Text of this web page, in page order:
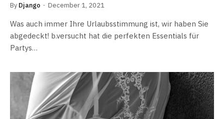
By Django December 1, 2021
Was auch immer Ihre Urlaubsstimmung ist, wir haben Sie
abgedeckt! b.versucht hat die perfekten Essentials für
Partys…